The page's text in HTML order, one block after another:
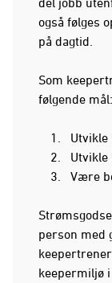
også følges
på dagtid.
Som
følgende mål:
Utvikle
Utvikle
Være
person med
keepermiljø